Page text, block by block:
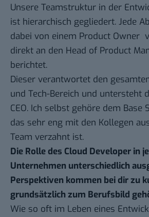
Unsere Teamstruktur in der
ist hierarchisch gegliedert. Jede
dabei von einem Product Owner
direkt an den Head of Product
berichtet.
Dieser verantwortet den
und Tech-Bereich und untersteht
CEO. Ich selbst gehöre dem Base
das sehr eng mit den Kollegen
Team verzahnt ist.
Die Rolle des Cloud Developer in
Unternehmen unterschiedlich
Perspektiven kommen bei dir zu
grundsätzlich zum Berufsbild
Wie so oft im Leben eines